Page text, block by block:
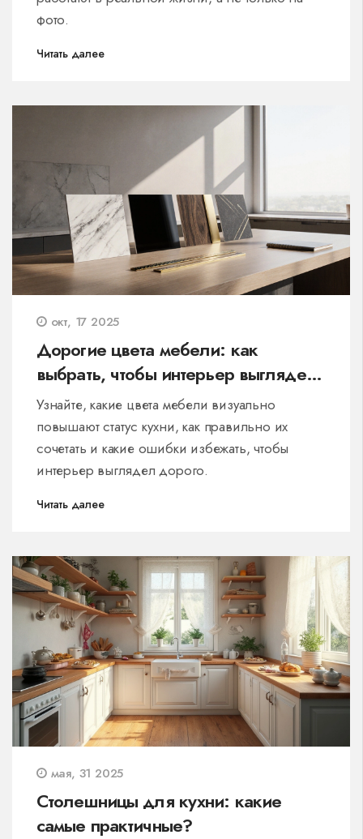
фото.
Читать далее
окт, 17 2025
Дорогие цвета мебели: как
выбрать, чтобы интерьер выглядел
роскошно
Узнайте, какие цвета мебели визуально
повышают статус кухни, как правильно их
сочетать и какие ошибки избежать, чтобы
интерьер выглядел дорого.
Читать далее
мая, 31 2025
Столешницы для кухни: какие
самые практичные?